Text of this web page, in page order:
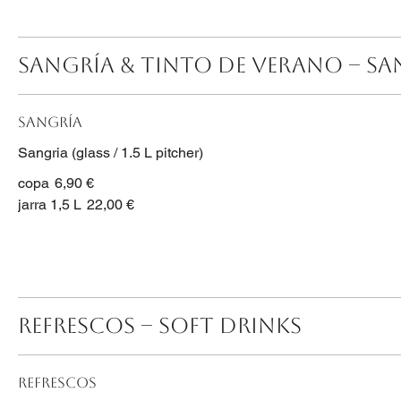
SANGRÍA & TINTO DE VERANO –
Sangría
Sangria (glass / 1.5 L pitcher)
copa 6,90 €
jarra 1,5 L 22,00 €
REFRESCOS – SOFT DRINKS
Refrescos